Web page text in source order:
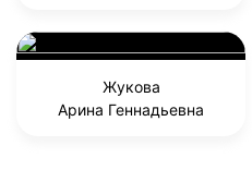
Жукова
Арина Геннадьевна